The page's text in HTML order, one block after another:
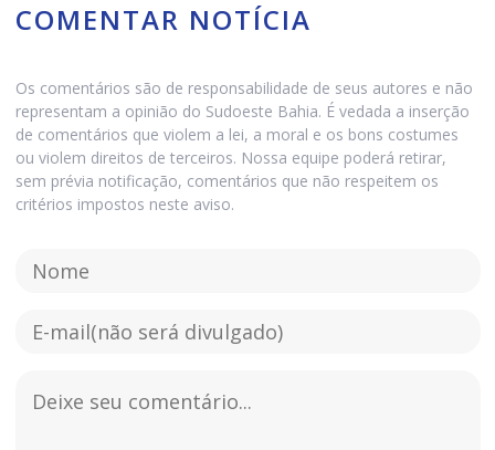
COMENTAR NOTÍCIA
Os comentários são de responsabilidade de seus autores e não
representam a opinião do Sudoeste Bahia. É vedada a inserção
de comentários que violem a lei, a moral e os bons costumes
ou violem direitos de terceiros. Nossa equipe poderá retirar,
sem prévia notificação, comentários que não respeitem os
critérios impostos neste aviso.